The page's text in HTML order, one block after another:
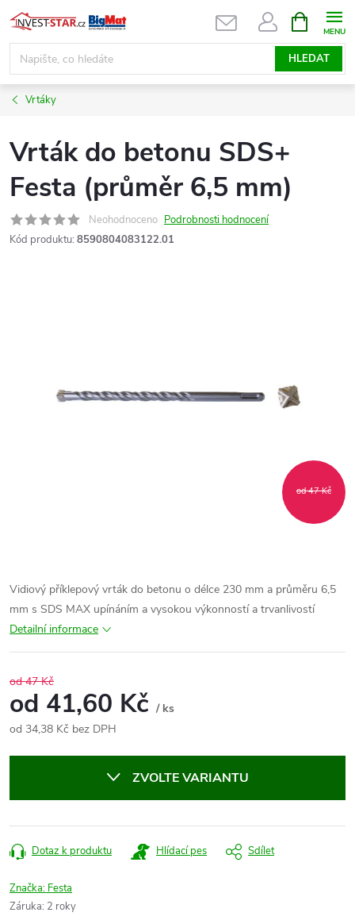
Přejít
na
obsah
HLEDAT
NÁKUPNÍ
KOŠÍK
Vrtáky
Vrták do betonu SDS+
Festa (průměr 6,5 mm)
Neohodnoceno Podrobnosti hodnocení
Kód produktu: 8590804083122.01
od 47 Kč
Vidiový příklepový vrták do betonu o délce 230 mm a průměru 6,5
mm s SDS MAX upínáním a vysokou výkonností a trvanlivostí
Detailní informace
od 47 Kč
od 41,60 Kč / ks
od 34,38 Kč bez DPH
ZVOLTE VARIANTU
Dotaz k produktu Hlídací pes Sdílet
Značka: Festa
Záruka: 2 roky